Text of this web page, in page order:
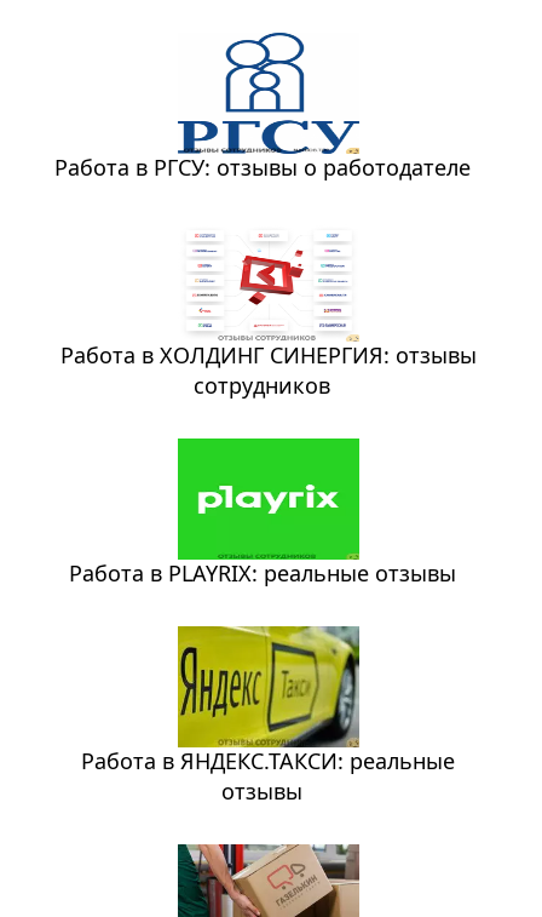
Работа в РГСУ: отзывы о работодателе
Работа в ХОЛДИНГ СИНЕРГИЯ: отзывы
сотрудников
Работа в PLAYRIX: реальные отзывы
Работа в ЯНДЕКС.ТАКСИ: реальные
отзывы